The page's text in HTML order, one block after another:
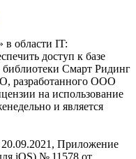
области IT:
доступ к базе
Смарт Ридинг
разработанного ООО
на использование
и является
Приложение
iOS) № 11578 от